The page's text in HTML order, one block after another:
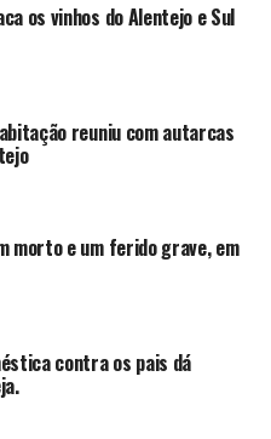
os vinhos do Alentejo e Sul
reuniu com autarcas
morto e um ferido grave, em
contra os pais dá